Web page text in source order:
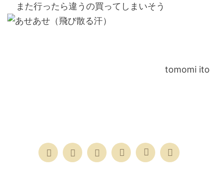
また行ったら違うの買ってしまいそう
tomomi ito